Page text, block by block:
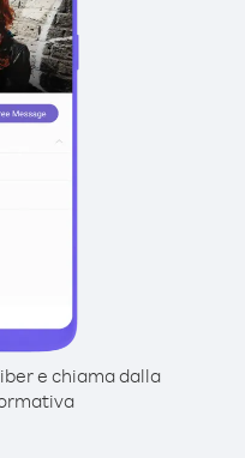
e chiama dalla